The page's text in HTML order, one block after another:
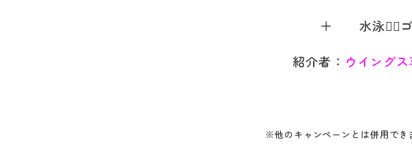
＋ 水泳🏊‍♂️
紹介者： ウイング
※他のキャンペーンとは併用でき